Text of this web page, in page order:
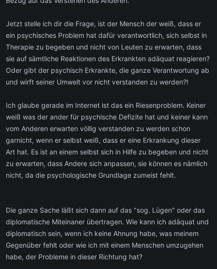
Jetzt stelle ich dir die Frage, ist der Mensch der weiß, dass er
ein psychisches Problem hat dafür verantwortlich, sich selbst in
Therapie zu begeben und nicht von Leuten zu erwarten, dass
sie auf sämtliche Reaktionen des Erkrankten adäquat reagieren?
Oder gibt der psychisch Erkrankte, die ganze Verantwortung ab
und wirft seiner Umwelt vor nicht verstanden zu werden?!
Ich glaube gerade im Internet ist das ein Riesenproblem. Keiner
weiß was der ander für psychische Defizite hat und keiner kann
vom Anderen erwarten völlig verstanden zu werden schon
garnicht, wenn er selbst weiß, dass er eine Erkrankung dieser
Art hat. Es ist an einem selbst sich in Hilfe zu begeben und nicht
zu erwarten, dass Andere sich anpassen, sie können es nämlich
nicht, da die psychologische Grundlage zumeist fehlt.
Die ganze Sache läßt sich dann auf das "sog. Lügen" oder das
diplomatische Miteinaner übertragen. Wie kann ich adäquat und
diplomatisch sein, wenn ich keine Ahnung habe, was meinem
Gegenüber fehlt oder wie ich mit einem Menschen umzugehen
habe, der Probleme in dieser Richtung hat?